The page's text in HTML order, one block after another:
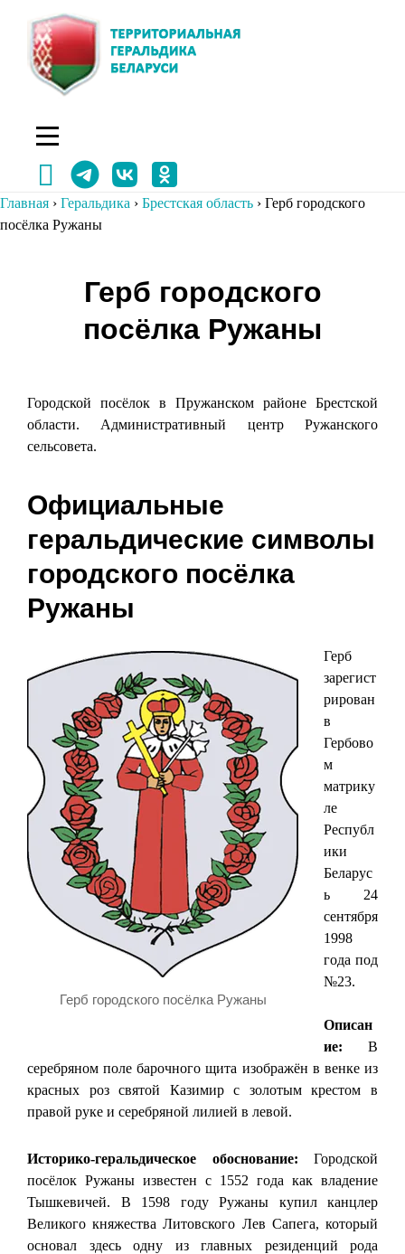
содержимому
Главная › Геральдика › Брестская область › Герб городского
посёлка Ружаны
Герб городского
посёлка Ружаны
Городской посёлок в Пружанском районе Брестской
области. Административный центр Ружанского
сельсовета.
Официальные
геральдические символы
городского посёлка
Ружаны
Герб городского посёлка Ружаны
Герб
зарегист
рирован
в
Гербово
м
матрику
ле
Республ
ики
Беларус
ь 24
сентября
1998
года под
№23.
Описан
ие: В
серебряном поле барочного щита изображён в венке из
красных роз святой Казимир с золотым крестом в
правой руке и серебряной лилией в левой.
Историко-геральдическое обоснование: Городской
посёлок Ружаны известен с 1552 года как владение
Тышкевичей. В 1598 году Ружаны купил канцлер
Великого княжества Литовского Лев Сапега, который
основал здесь одну из главных резиденций рода
Навигация